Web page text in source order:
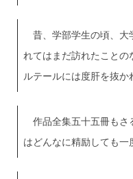
昔、学部学生の頃、
れてはまだ訪れたこと
ルテールには度肝を抜か
作品全集五十五冊も
はどんなに精励しても